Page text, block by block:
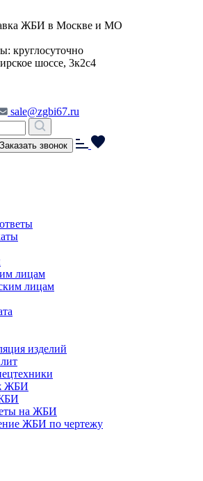
ЖБИ в Москве и МО
круглосуточно
шоссе, 3к2с4
sale@zgbi67.ru
Заказать звонок
лицам
лицам
изделий
ЖБИ
на ЖБИ
ЖБИ по чертежу